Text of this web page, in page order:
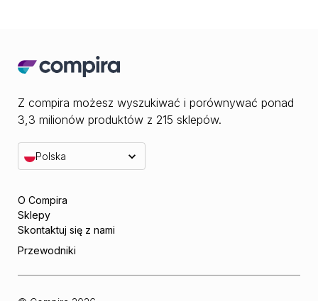
Z compira możesz wyszukiwać i porównywać ponad
3,3 milionów produktów z 215 sklepów.
Polska
O Compira
Sklepy
Skontaktuj się z nami
Przewodniki